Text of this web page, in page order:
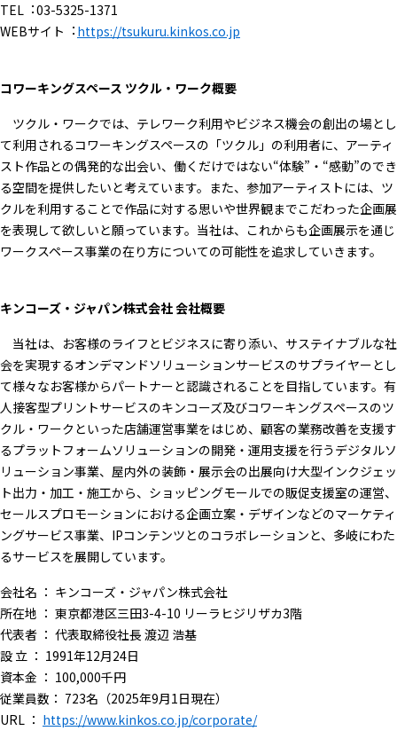
TEL︓03-5325-1371
WEBサイト︓ https://tsukuru.kinkos.co.jp
コワーキングスペース ツクル・ワーク概要
ツクル・ワークでは、テレワーク利用やビジネス機会の創出の場とし
て利用されるコワーキングスペースの「ツクル」の利用者に、アーティ
スト作品との偶発的な出会い、働くだけではない“体験”・“感動”のでき
る空間を提供したいと考えています。また、参加アーティストには、ツ
クルを利用することで作品に対する思いや世界観までこだわった企画展
を表現して欲しいと願っています。当社は、これからも企画展示を通じ
ワークスペース事業の在り方についての可能性を追求していきます。
キンコーズ・ジャパン株式会社 会社概要
当社は、お客様のライフとビジネスに寄り添い、サステイナブルな社
会を実現するオンデマンドソリューションサービスのサプライヤーとし
て様々なお客様からパートナーと認識されることを目指しています。有
人接客型プリントサービスのキンコーズ及びコワーキングスペースのツ
クル・ワークといった店舗運営事業をはじめ、顧客の業務改善を支援す
るプラットフォームソリューションの開発・運用支援を行うデジタルソ
リューション事業、屋内外の装飾・展示会の出展向け大型インクジェッ
ト出力・加工・施工から、ショッピングモールでの販促支援室の運営、
セールスプロモーションにおける企画立案・デザインなどのマーケティ
ングサービス事業、IPコンテンツとのコラボレーションと、多岐にわた
るサービスを展開しています。
会社名 ： キンコーズ・ジャパン株式会社
所在地 ： 東京都港区三田3-4-10 リーラヒジリザカ3階
代表者 ： 代表取締役社長 渡辺 浩基
設 立 ： 1991年12月24日
資本金 ： 100,000千円
従業員数： 723名（2025年9月1日現在）
URL ： https://www.kinkos.co.jp/corporate/